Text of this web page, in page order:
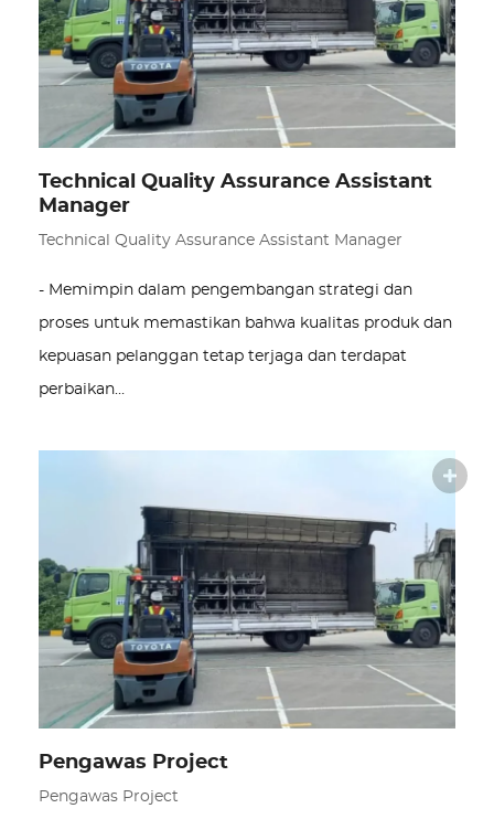
Technical Quality Assurance Assistant
Manager
Technical Quality Assurance Assistant Manager
- Memimpin dalam pengembangan strategi dan
proses untuk memastikan bahwa kualitas produk dan
kepuasan pelanggan tetap terjaga dan terdapat
perbaikan…
Pengawas Project
Pengawas Project